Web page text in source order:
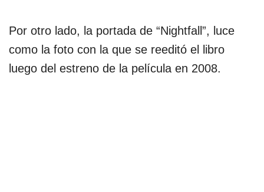
Por otro lado, la portada de “Nightfall”, luce
como la foto con la que se reeditó el libro
luego del estreno de la película en 2008.